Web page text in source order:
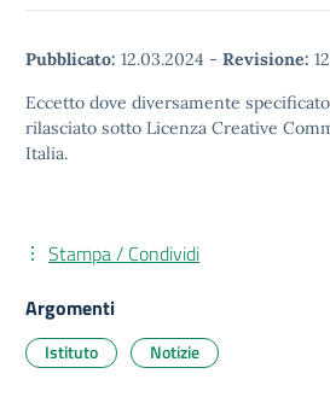
Pubblicato: 12.03.2024 - Revisione:
Eccetto dove diversamente
rilasciato sotto Licenza Creative
Italia.
Stampa / Condividi
Argomenti
Istituto Notizie